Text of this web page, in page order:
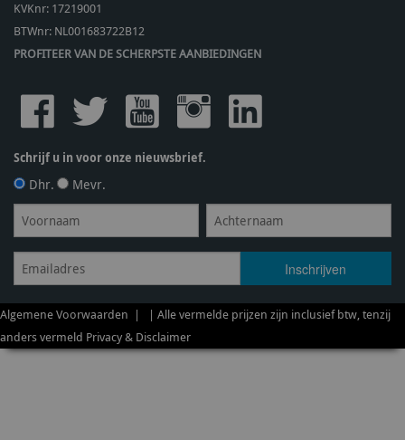
KVKnr: 17219001
BTWnr: NL001683722B12
PROFITEER VAN DE SCHERPSTE AANBIEDINGEN
Schrijf u in voor onze nieuwsbrief.
Dhr. Mevr.
Algemene Voorwaarden | | Alle vermelde prijzen zijn inclusief btw, tenzij
anders vermeld Privacy & Disclaimer